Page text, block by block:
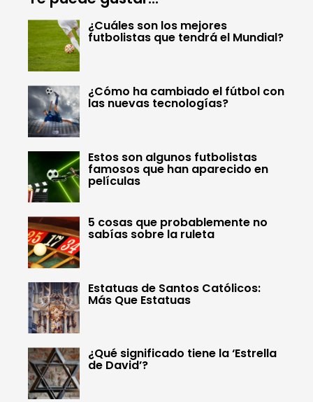
¿Cuáles son los mejores
futbolistas que tendrá el Mundial?
¿Cómo ha cambiado el fútbol con
las nuevas tecnologías?
Estos son algunos futbolistas
famosos que han aparecido en
películas
5 cosas que probablemente no
sabías sobre la ruleta
Estatuas de Santos Católicos:
Más Que Estatuas
¿Qué significado tiene la ‘Estrella
de David’?